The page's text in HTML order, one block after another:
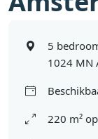
5
1024 MN
220 m²